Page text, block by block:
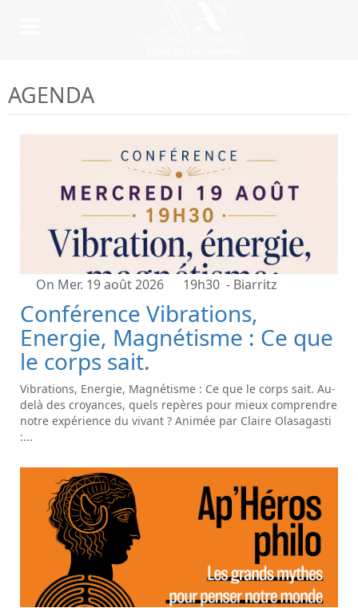
AGENDA
On Mer. 19 août 2026 19h30 - Biarritz
Conférence Vibrations,
Energie, Magnétisme : Ce que
le corps sait.
Vibrations, Energie, Magnétisme : Ce que le corps sait. Au-
delà des croyances, quels repères pour mieux comprendre
notre expérience du vivant ? Animée par Claire Olasagasti
:...